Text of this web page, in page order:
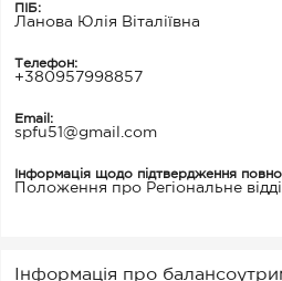
ПІБ:
Ланова Юлія Віталіївна
Телефон:
+380957998857
Email:
spfu51@gmail.com
Інформація щодо підтвердження
Положення про Регіональне
Інформація про